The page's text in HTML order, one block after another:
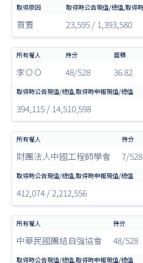
買賣 23,595 / 1,393,580
李ＯＯ 48/528 36.82
394,115 / 14,510,598
財團法人中國工程師學會 7/528
412,074 / 2,212,556
中華民國團結自強協會 48/528